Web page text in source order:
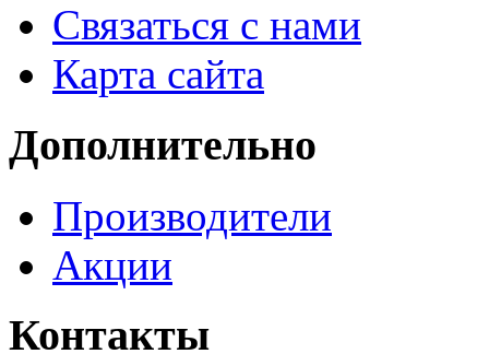
Связаться с нами
Карта сайта
Дополнительно
Производители
Акции
Контакты